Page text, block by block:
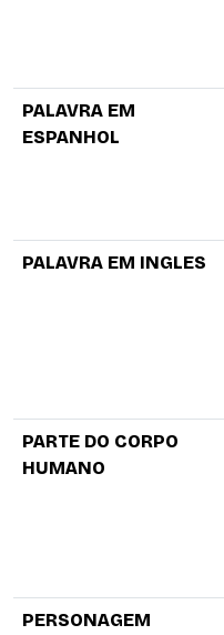
PALAVRA EM
ESPANHOL
PALAVRA EM INGLES
PARTE DO CORPO
HUMANO
PERSONAGEM